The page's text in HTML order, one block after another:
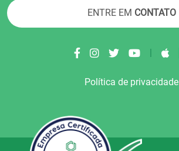
ENTRE EM CONTATO
|
Política de privacidade